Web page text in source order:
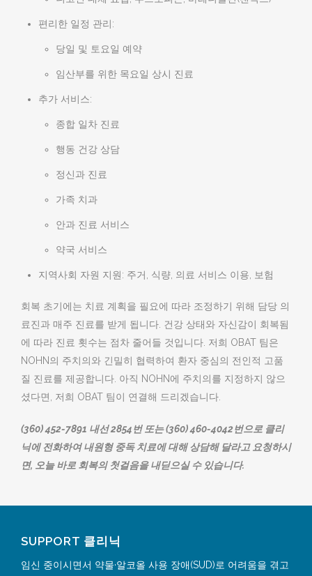
편리한 일정 관리:
당일 및 토요일 예약
임산부를 위한 목요일 상시 진료
추가 서비스:
종합 일차 진료
행동 건강 상담
정신과 진료
가족 치과
안과 진료 서비스
약국 서비스
지역사회 자원 지원: 주거, 식량, 의료 서비스 이용, 보험
회복 초기에는 치료 계획을 필요에 따라 조정하기 위해 담당 의
료진과 매주 진료를 받게 됩니다. 건강 상태와 자신감이 회복됨
에 따라 진료 횟수는 점차 줄어들 것입니다. 저희 OBAT 팀은
NOHN의 주치의와 긴밀히 협력하여 환자 중심의 전인적 고품
질 진료를 제공합니다. 아직 NOHN에 주치의를 지정하지 않으
셨다면, 저희 OBAT 팀이 연결해 드리겠습니다.
(360) 452-7891 내선 2854번 또는 (360) 460-4042번으로 클리
닉에 전화하여 내원형 중독 치료에 대해 상담해 달라고 요청하시
면, 오늘 바로 회복의 첫걸음을 내딛으실 수 있습니다.
SUPPORT 클리닉
임신 중이시면서 약물·알코올 사용 장애(SUD)로 어려움을 겪고